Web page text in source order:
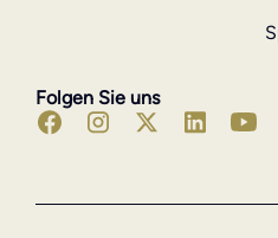
Folgen Sie uns